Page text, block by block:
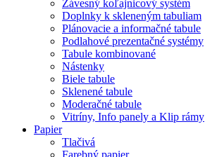
Závesný koľajnicový systém
Doplnky k skleneným tabuliam
Plánovacie a informačné tabule
Podlahové prezentačné systémy
Tabule kombinované
Nástenky
Biele tabule
Sklenené tabule
Moderačné tabule
Vitríny, Info panely a Klip rámy
Papier
Tlačivá
Farebný papier